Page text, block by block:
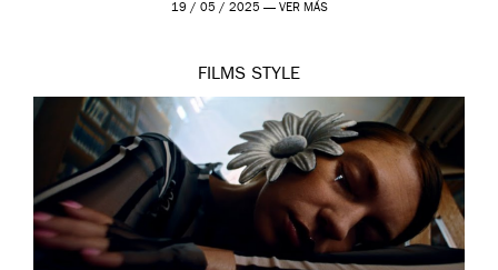
19 / 05 / 2025 — VER MÁS
FILMS STYLE